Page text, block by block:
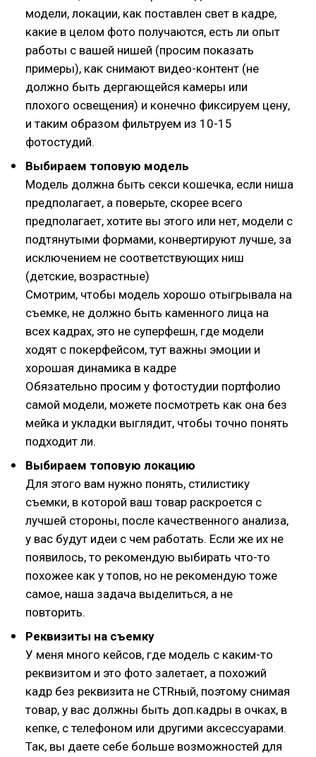
модели, локации, как поставлен свет в кадре,
какие в целом фото получаются, есть ли опыт
работы с вашей нишей (просим показать
примеры), как снимают видео-контент (не
должно быть дергающейся камеры или
плохого освещения) и конечно фиксируем цену,
и таким образом фильтруем из 10-15
фотостудий.
Выбираем топовую модель
Модель должна быть секси кошечка, если ниша
предполагает, а поверьте, скорее всего
предполагает, хотите вы этого или нет, модели с
подтянутыми формами, конвертируют лучше, за
исключением не соответствующих ниш
(детские, возрастные)
Смотрим, чтобы модель хорошо отыгрывала на
съемке, не должно быть каменного лица на
всех кадрах, это не суперфешн, где модели
ходят с покерфейсом, тут важны эмоции и
хорошая динамика в кадре
Обязательно просим у фотостудии портфолио
самой модели, можете посмотреть как она без
мейка и укладки выглядит, чтобы точно понять
подходит ли.
Выбираем топовую локацию
Для этого вам нужно понять, стилистику
съемки, в которой ваш товар раскроется с
лучшей стороны, после качественного анализа,
у вас будут идеи с чем работать. Если же их не
появилось, то рекомендую выбирать что-то
похожее как у топов, но не рекомендую тоже
самое, наша задача выделиться, а не
повторить.
Реквизиты на съемку
У меня много кейсов, где модель с каким-то
реквизитом и это фото залетает, а похожий
кадр без реквизита не CTRный, поэтому снимая
товар, у вас должны быть доп.кадры в очках, в
кепке, с телефоном или другими аксессуарами.
Так, вы даете себе больше возможностей для